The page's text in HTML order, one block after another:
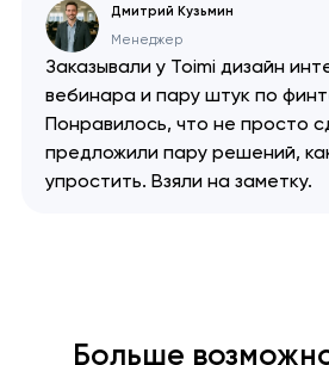
Дмитрий Кузьмин
Менеджер
Заказывали у Toimi дизайн
вебинара и пару штук по
Понравилось, что не просто
предложили пару решений,
упростить. Взяли на заметку.
Больше